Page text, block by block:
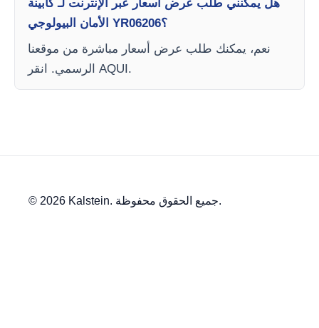
هل يمكنني طلب عرض أسعار عبر الإنترنت لـ كابينة
الأمان البيولوجي YR06206؟
نعم، يمكنك طلب عرض أسعار مباشرة من موقعنا
الرسمي. انقر AQUI.
© 2026 Kalstein. جميع الحقوق محفوظة.